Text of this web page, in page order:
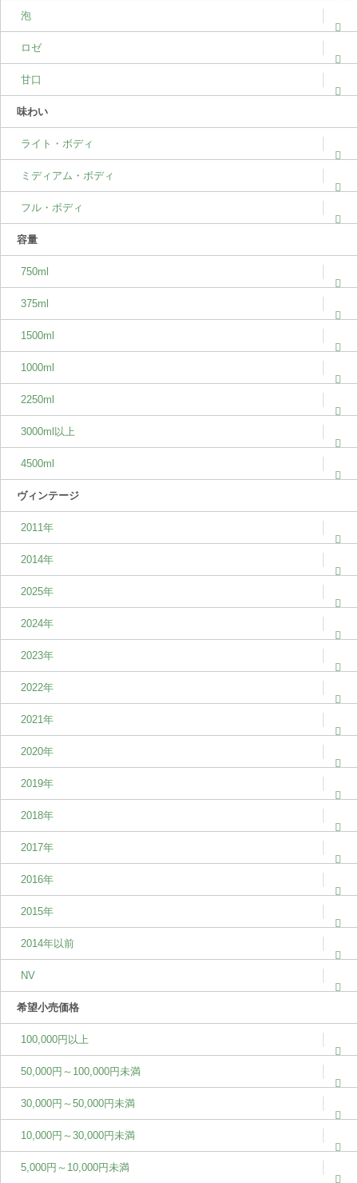
泡
ロゼ
甘口
味わい
ライト・ボディ
ミディアム・ボディ
フル・ボディ
容量
750ml
375ml
1500ml
1000ml
2250ml
3000ml以上
4500ml
ヴィンテージ
2011年
2014年
2025年
2024年
2023年
2022年
2021年
2020年
2019年
2018年
2017年
2016年
2015年
2014年以前
NV
希望小売価格
100,000円以上
50,000円～100,000円未満
30,000円～50,000円未満
10,000円～30,000円未満
5,000円～10,000円未満